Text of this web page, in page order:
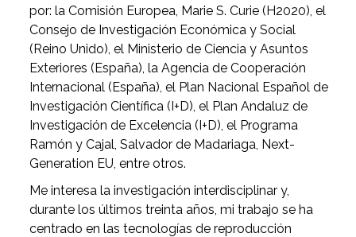
por: la Comisión Europea, Marie S. Curie (H2020), el
Consejo de Investigación Económica y Social
(Reino Unido), el Ministerio de Ciencia y Asuntos
Exteriores (España), la Agencia de Cooperación
Internacional (España), el Plan Nacional Español de
Investigación Científica (I+D), el Plan Andaluz de
Investigación de Excelencia (I+D), el Programa
Ramón y Cajal, Salvador de Madariaga, Next-
Generation EU, entre otros.
Me interesa la investigación interdisciplinar y,
durante los últimos treinta años, mi trabajo se ha
centrado en las tecnologías de reproducción